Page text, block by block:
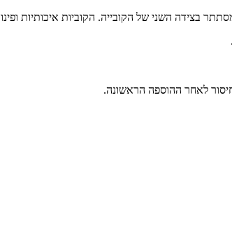
לאחר ההוספה הראשונה.